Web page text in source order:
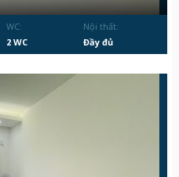
WC:
2 WC
Nội thất:
Đầy đủ